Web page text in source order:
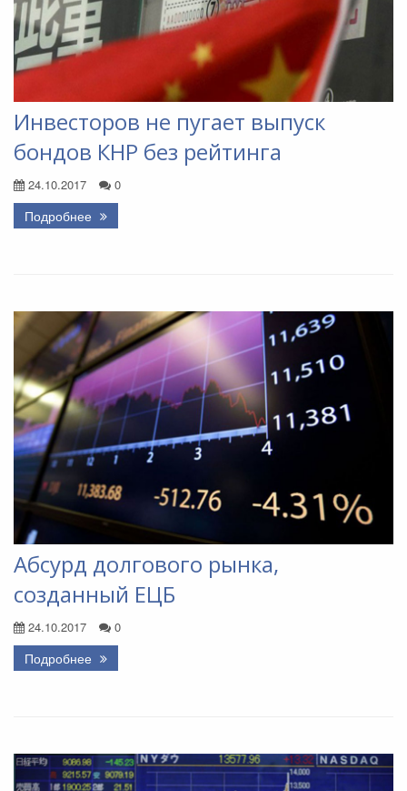
Инвесторов не пугает выпуск
бондов КНР без рейтинга
24.10.2017 0
Подробнее
Абсурд долгового рынка,
созданный ЕЦБ
24.10.2017 0
Подробнее